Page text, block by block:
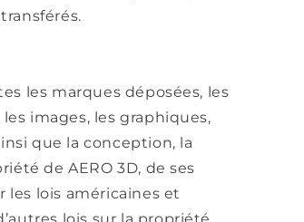
les marques déposées, les
images, les graphiques,
que la conception, la
de AERO 3D, de ses
les lois américaines et
lois sur la propriété